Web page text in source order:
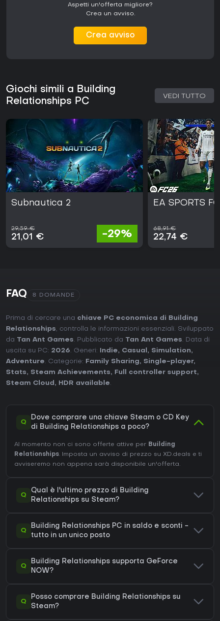
Aspetti un'offerta migliore?
Crea un avviso.
Crea avviso
Giochi simili a Building
Relationships PC
VEDI TUTTO
Subnautica 2
29,59 €
21,01 € -29%
EA SPORTS
68,91 €
22,74 €
FAQ 8 DOMANDE
Prima di cercare una chiave PC economica di Building
Relationships, controlla le informazioni essenziali. Sviluppato
da Tan Ant Games. Pubblicato da Tan Ant Games. Data di
uscita su PC: 2026. Generi: Indie, Casual , Simulation,
Adventure. Categorie: Family Sharing, Single-player,
Stats, Steam Achievements, Full controller support,
Steam Cloud , HDR available.
Q
Dove comprare una chiave Steam o CD Key
di Building Relationships a poco?
Al momento non ci sono offerte attive per Building
Relationships. Imposta un avviso di prezzo su XD.deals e ti
avviseremo non appena sarà disponibile un'offerta.
Q
Qual è l'ultimo prezzo di Building
Relationships su Steam?
Q
Building Relationships PC in saldo e sconti -
tutto in un unico posto
Q
Building Relationships supporta GeForce
NOW?
Q
Posso comprare Building Relationships su
Steam?